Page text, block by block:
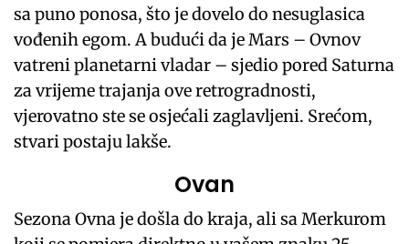
sa puno ponosa, što je dovelo do nesuglasica
vođenih egom. A budući da je Mars – Ovnov
vatreni planetarni vladar – sjedio pored Saturna
za vrijeme trajanja ove retrogradnosti,
vjerovatno ste se osjećali zaglavljeni. Srećom,
stvari postaju lakše.
Ovan
Sezona Ovna je došla do kraja, ali sa Merkurom